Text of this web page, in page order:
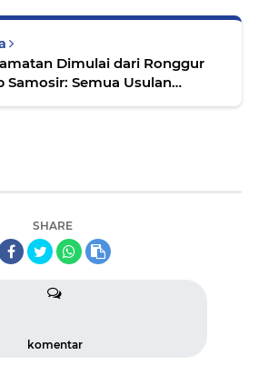
Dimulai dari Ronggur
Samosir: Semua Usulan
SHARE
komentar